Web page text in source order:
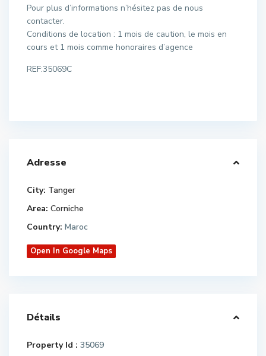
Pour plus d’informations n’hésitez pas de nous
contacter.
Conditions de location : 1 mois de caution, le mois en
cours et 1 mois comme honoraires d’agence
REF:35069C
Adresse
City: Tanger
Area: Corniche
Country: Maroc
Open In Google Maps
Détails
Property Id : 35069